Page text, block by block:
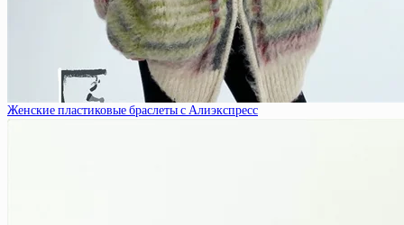
Женские пластиковые браслеты с Алиэкспресс